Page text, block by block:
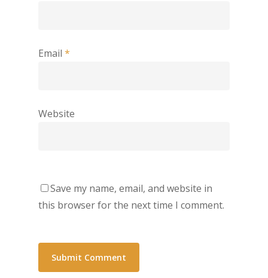
Email *
Website
Save my name, email, and website in
this browser for the next time I comment.